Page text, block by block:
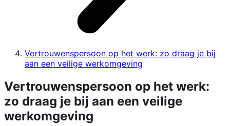
Vertrouwenspersoon op het werk: zo draag je bij
aan een veilige werkomgeving
Vertrouwenspersoon op het werk:
zo draag je bij aan een veilige
werkomgeving